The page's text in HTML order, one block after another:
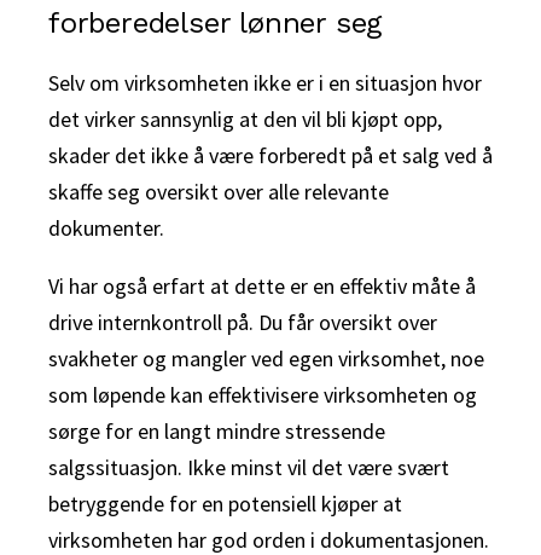
forberedelser lønner seg
Selv om virksomheten ikke er i en situasjon hvor
det virker sannsynlig at den vil bli kjøpt opp,
skader det ikke å være forberedt på et salg ved å
skaffe seg oversikt over alle relevante
dokumenter.
Vi har også erfart at dette er en effektiv måte å
drive internkontroll på. Du får oversikt over
svakheter og mangler ved egen virksomhet, noe
som løpende kan effektivisere virksomheten og
sørge for en langt mindre stressende
salgssituasjon. Ikke minst vil det være svært
betryggende for en potensiell kjøper at
virksomheten har god orden i dokumentasjonen.